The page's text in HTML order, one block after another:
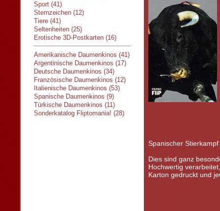
Sport (41)
Sternzeichen (12)
Tiere (41)
Seltenheiten (25)
Erotische 3D-Postkarten (16)
Amerikanische Daumenkinos (41)
Argentinische Daumenkinos (17)
Deutsche Daumenkinos (34)
Französische Daumenkinos (12)
Italienische Daumenkinos (53)
Spanische Daumenkinos (9)
Türkische Daumenkinos (11)
Sonderkatalog Fliptomania! (28)
Spanischer Stierkampf
Dies sind ganz
Hochwertig
Karton gedruckt und